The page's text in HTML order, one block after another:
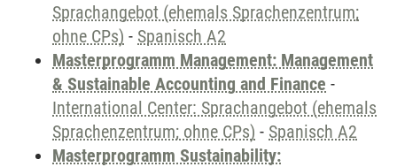
Sprachangebot (ehemals Sprachenzentrum;
ohne CPs) - Spanisch A2
Masterprogramm Management: Management
& Sustainable Accounting and Finance -
International Center: Sprachangebot (ehemals
Sprachenzentrum; ohne CPs) - Spanisch A2
Masterprogramm Sustainability: